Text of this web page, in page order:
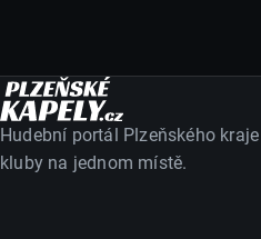
Hudební portál Plzeňského
kluby na jednom místě.